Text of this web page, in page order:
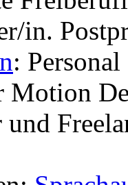
in.
:
Motion